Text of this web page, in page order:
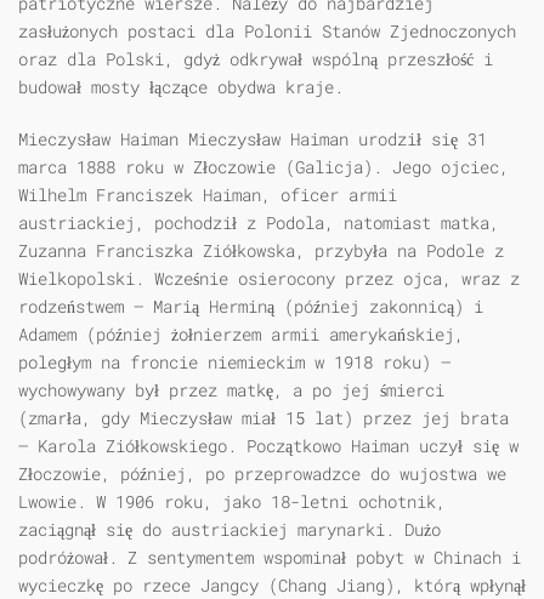
zasłużonych postaci dla Polonii Stanów Zjednoczonych
oraz dla Polski, gdyż odkrywał wspólną przeszłość i
budował mosty łączące obydwa kraje.
Mieczysław Haiman Mieczysław Haiman urodził się 31
marca 1888 roku w Złoczowie (Galicja). Jego ojciec,
Wilhelm Franciszek Haiman, oficer armii
austriackiej, pochodził z Podola, natomiast matka,
Zuzanna Franciszka Ziółkowska, przybyła na Podole z
Wielkopolski. Wcześnie osierocony przez ojca, wraz z
rodzeństwem – Marią Herminą (później zakonnicą) i
Adamem (później żołnierzem armii amerykańskiej,
poległym na froncie niemieckim w 1918 roku) –
wychowywany był przez matkę, a po jej śmierci
(zmarła, gdy Mieczysław miał 15 lat) przez jej brata
– Karola Ziółkowskiego. Początkowo Haiman uczył się w
Złoczowie, później, po przeprowadzce do wujostwa we
Lwowie. W 1906 roku, jako 18-letni ochotnik,
zaciągnął się do austriackiej marynarki. Dużo
podróżował. Z sentymentem wspominał pobyt w Chinach i
wycieczkę po rzece Jangcy (Chang Jiang), którą wpłynął